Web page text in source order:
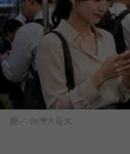
圖／ 台灣大哥大